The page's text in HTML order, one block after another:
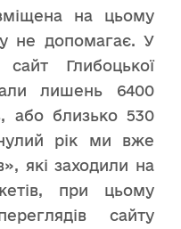
на цьому
не допомагає. У
Глибоцької
лишень 6400
або близько 530
рік ми вже
які заходили на
при цьому
сайту